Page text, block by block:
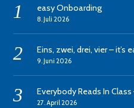
easy Onboarding
8. Juli 2026
Eins, zwei, drei, vier – it’s
9. Juni 2026
Everybody Reads In Class
27. April 2026